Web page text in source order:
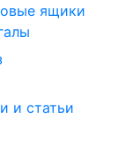
ящики
и статьи